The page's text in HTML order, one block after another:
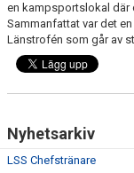
en kampsportslokal där
Sammanfattat var det
Länstrofén som går av
Nyhetsarkiv
LSS Chefstränare